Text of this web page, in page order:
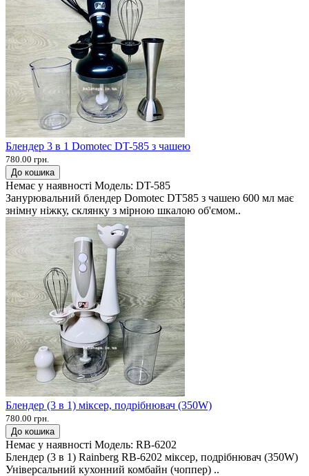
Блендер 3 в 1 Domotec DT-585 з чашею
780.00 грн.
До кошика
Немає у наявності Модель: DT-585
Занурювальний блендер Domotec DT585 з чашею 600 мл має
знімну ніжку, склянку з мірною шкалою об'ємом..
Блендер (3 в 1) міксер, подрібнювач (350W)
780.00 грн.
До кошика
Немає у наявності Модель: RB-6202
Блендер (3 в 1) Rainberg RB-6202 міксер, подрібнювач (350W)
Універсальний кухонний комбайн (чоппер) ..